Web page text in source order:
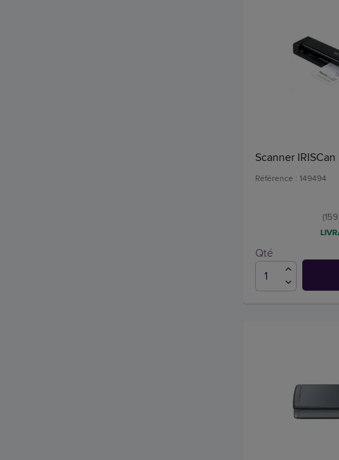
Scanner
Référence : 149494
Qté